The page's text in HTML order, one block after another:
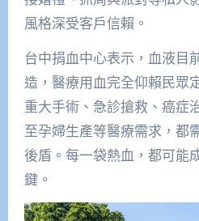
風格深受客戶信賴。
台中捐血中心表示，血液目
造，醫療用血完全仰賴民眾
重大手術、急診搶救、癌症
至孕婦生產等醫療需求，都
後盾。每一袋熱血，都可能
鍵。